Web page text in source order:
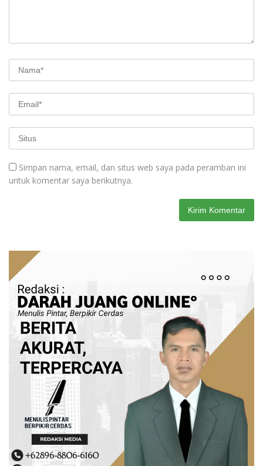
Simpan nama, email, dan situs web saya pada peramban ini
untuk komentar saya berikutnya.